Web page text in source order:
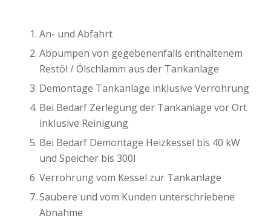
An- und Abfahrt
Abpumpen von gegebenenfalls enthaltenem
Restöl / Ölschlamm aus der Tankanlage
Demontage Tankanlage inklusive Verrohrung
Bei Bedarf Zerlegung der Tankanlage vor Ort
inklusive Reinigung
Bei Bedarf Demontage Heizkessel bis 40 kW
und Speicher bis 300l
Verrohrung vom Kessel zur Tankanlage
Saubere und vom Kunden unterschriebene
Abnahme